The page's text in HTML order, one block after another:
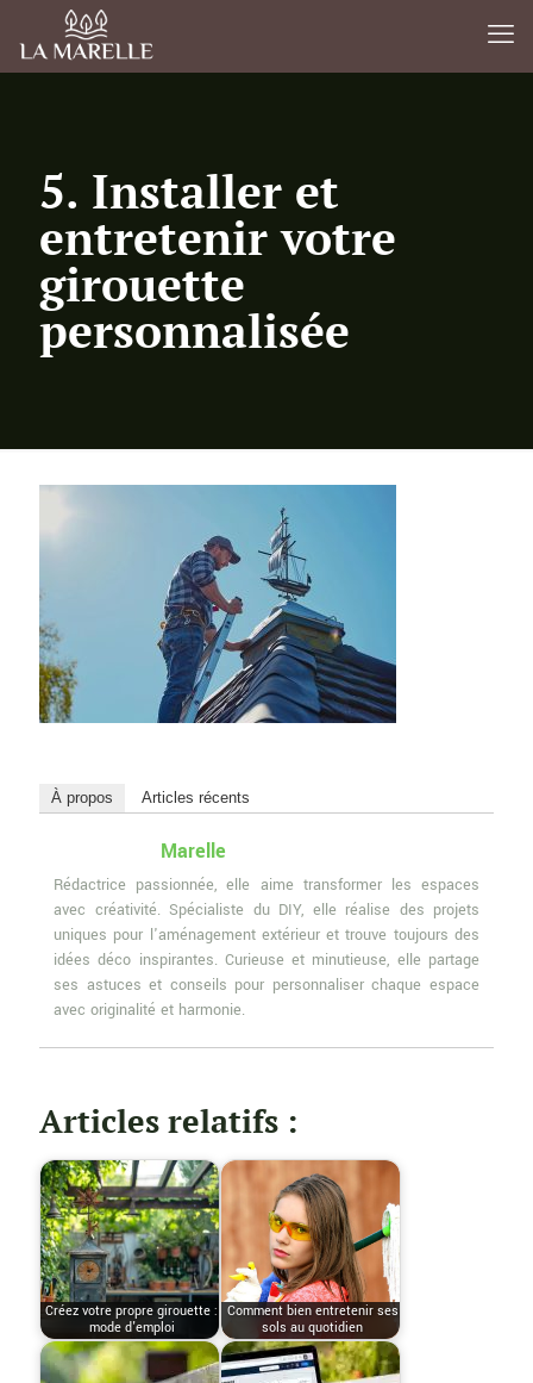
5. Installer et
entretenir votre
girouette
personnalisée
À propos Articles récents
Marelle
Rédactrice passionnée, elle aime transformer les espaces
avec créativité. Spécialiste du DIY, elle réalise des projets
uniques pour l'aménagement extérieur et trouve toujours des
idées déco inspirantes. Curieuse et minutieuse, elle partage
ses astuces et conseils pour personnaliser chaque espace
avec originalité et harmonie.
Articles relatifs :
Créez votre propre girouette :
mode d'emploi
Comment bien entretenir ses
sols au quotidien